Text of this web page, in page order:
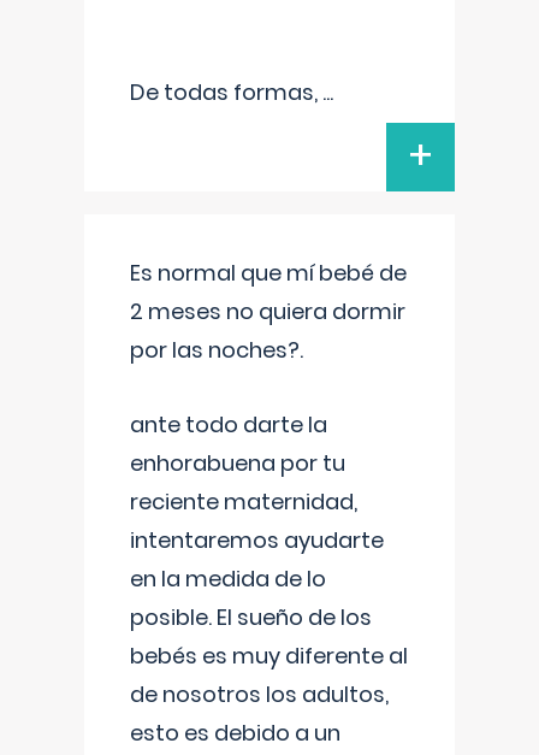
De todas formas, ...
+
Es normal que mí bebé de
2 meses no quiera dormir
por las noches?.
ante todo darte la
enhorabuena por tu
reciente maternidad,
intentaremos ayudarte
en la medida de lo
posible. El sueño de los
bebés es muy diferente al
de nosotros los adultos,
esto es debido a un